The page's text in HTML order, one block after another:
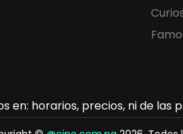
en: horarios, precios, ni de las